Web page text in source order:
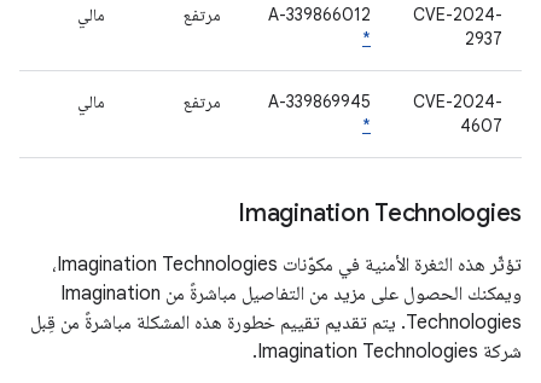
CVE-2024-
2937
A-339866012
*
مرتفع مالي
CVE-2024-
4607
A-339869945
*
مرتفع مالي
Imagination Technologies
تؤثّر هذه الثغرة الأمنية في مكوّنات Imagination Technologies،
ويمكنك الحصول على مزيد من التفاصيل مباشرةً من Imagination
Technologies. يتم تقديم تقييم خطورة هذه المشكلة مباشرةً من قِبل
شركة Imagination Technologies.